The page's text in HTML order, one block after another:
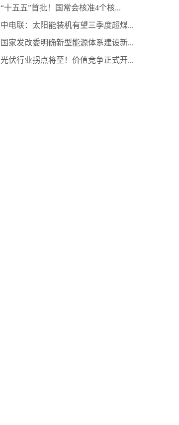
“十五五”首批！国常会核准4个核...
中电联：太阳能装机有望三季度超煤...
国家发改委明确新型能源体系建设新...
光伏行业拐点将至！价值竞争正式开...